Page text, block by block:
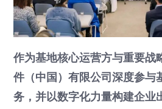
作为基地核心运营方与重要战
件（中国）有限公司深度参与
务，并以数字化力量构建企业